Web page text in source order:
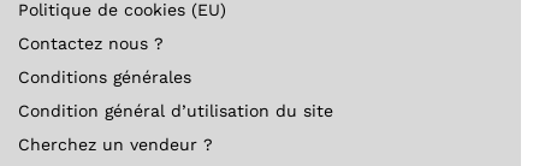
Politique de cookies (EU)
Contactez nous ?
Conditions générales
Condition général d’utilisation du site
Cherchez un vendeur ?